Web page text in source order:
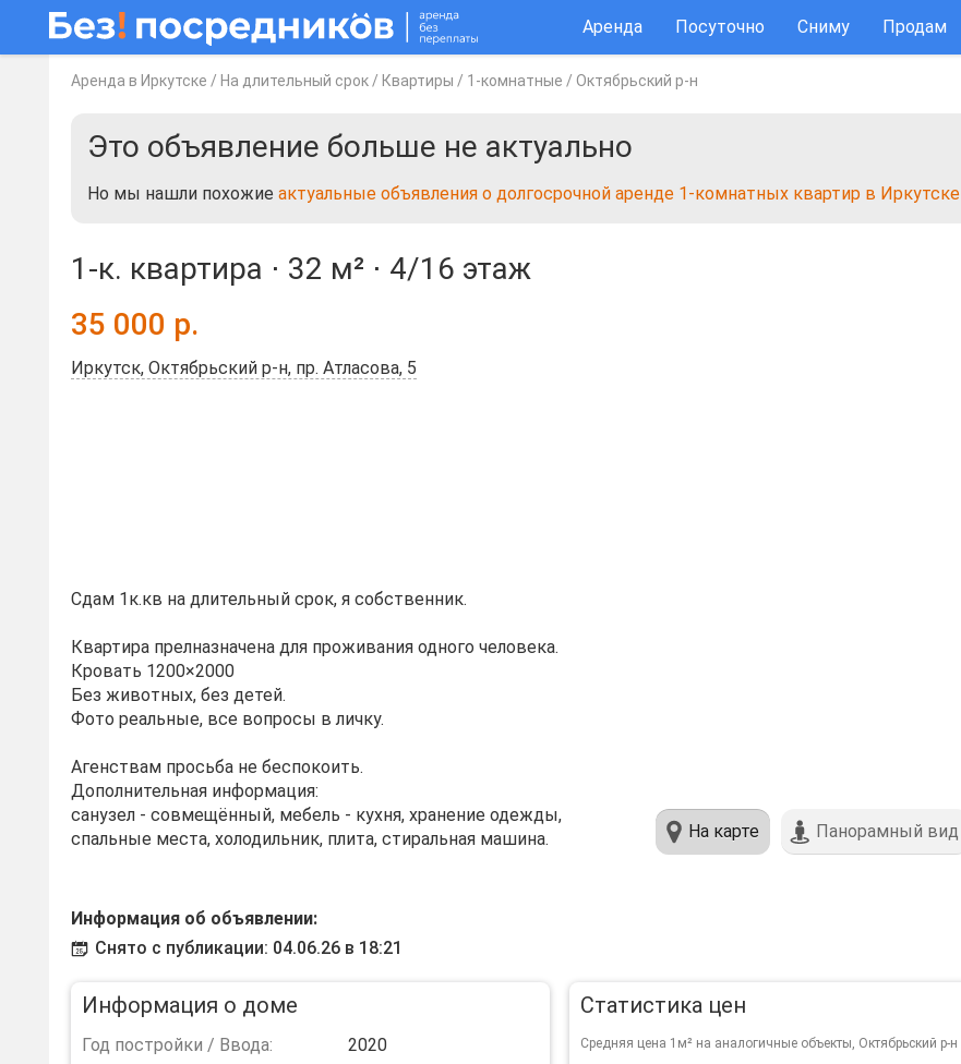
Аренда Посуточно Сниму Продам
Аренда в Иркутске / На длительный срок / Квартиры / 1-комнатные / Октябрьский р-н
Это объявление больше не актуально
Но мы нашли похожие актуальные объявления о долгосрочной аренде 1-комнатных квартир в Иркутске
1-к. квартира ⋅ 32 м² ⋅ 4/16 этаж
35 000 р.
Иркутск, Октябрьский р-н, пр. Атласова, 5
Сдам 1к.кв на длительный срок, я собственник.
Квартира прелназначена для проживания одного человека.
Кровать 1200×2000
Без животных, без детей.
Фото реальные, все вопросы в личку.
Агенствам просьба не беспокоить.
Дополнительная информация:
санузел - совмещённый, мебель - кухня, хранение одежды,
спальные места, холодильник, плита, стиральная машина.
Информация об объявлении:
Снято с публикации: 04.06.26 в 18:21
На карте Панорамный вид
Информация о доме
Год постройки / Ввода:
2020
Статистика цен
Средняя цена 1м² на аналогичные объекты, Октябрьский р-н